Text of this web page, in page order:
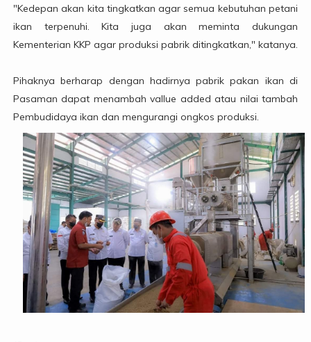
"Kedepan akan kita tingkatkan agar semua kebutuhan petani
ikan terpenuhi. Kita juga akan meminta dukungan
Kementerian KKP agar produksi pabrik ditingkatkan," katanya.
Pihaknya berharap dengan hadirnya pabrik pakan ikan di
Pasaman dapat menambah vallue added atau nilai tambah
Pembudidaya ikan dan mengurangi ongkos produksi.